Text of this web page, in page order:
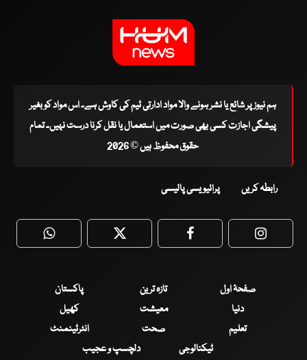
ہم نیوز پر شائع یا نشر ہونے والا مواد ادارتی ٹیم کی کاوش ہے۔ اس مواد کو بغیر
پیشگی اجازت کسی بھی صورت میں استعمال یا نقل کرنا درست نہیں۔ تمام
حقوق محفوظ ہیں © 2026
رابطہ کریں پرائیویسی پالیسی
WhatsApp Twitter Facebook
صفحۂ اول تازہ ترین
پاکستان
دنیا
معیشت
کھیل
تعلیم
صحت
انٹرٹینمنٹ
ٹیکنالوجی
دلچسپ و عجیب